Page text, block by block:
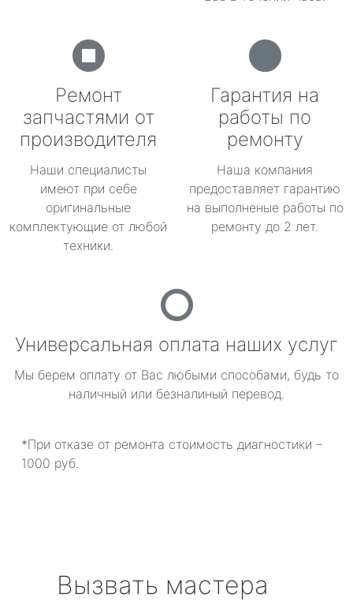
Ремонт
запчастями от
производителя
Наши специалисты
имеют при себе
оригинальные
комплектующие от любой
техники.
Гарантия на
работы по
ремонту
Наша компания
предоставляет гарантию
на выполненые работы по
ремонту до 2 лет.
Универсальная оплата наших услуг
Мы берем оплату от Вас любыми способами, будь то
наличный или безналиный перевод.
*При отказе от ремонта стоимость диагностики –
1000 руб.
Вызвать мастера